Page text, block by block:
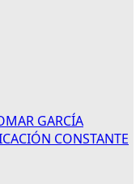
GARCÍA
CONSTANTE